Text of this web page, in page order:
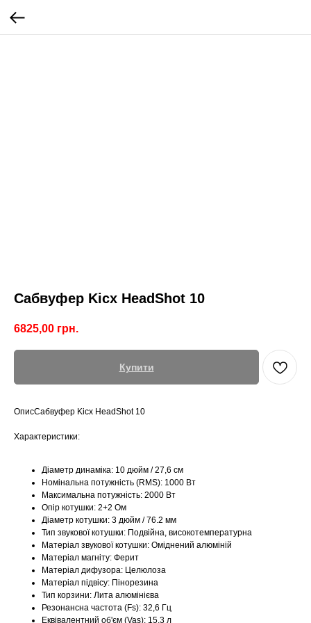
Сабвуфер Kicx HeadShot 10
6825,00 грн.
Купити
ОписСабвуфер Kicx HeadShot 10
Характеристики:
Діаметр динаміка: 10 дюйм / 27,6 см
Номінальна потужність (RMS): 1000 Вт
Максимальна потужність: 2000 Вт
Опір котушки: 2+2 Ом
Діаметр котушки: 3 дюйм / 76.2 мм
Тип звукової котушки: Подвійна, високотемпературна
Матеріал звукової котушки: Оміднений алюміній
Матеріал магніту: Ферит
Матеріал дифузора: Целюлоза
Матеріал підвісу: Пінорезина
Тип корзини: Лита алюмінієва
Резонансна частота (Fs): 32,6 Гц
Еквівалентний об'єм (Vas): 15,3 л